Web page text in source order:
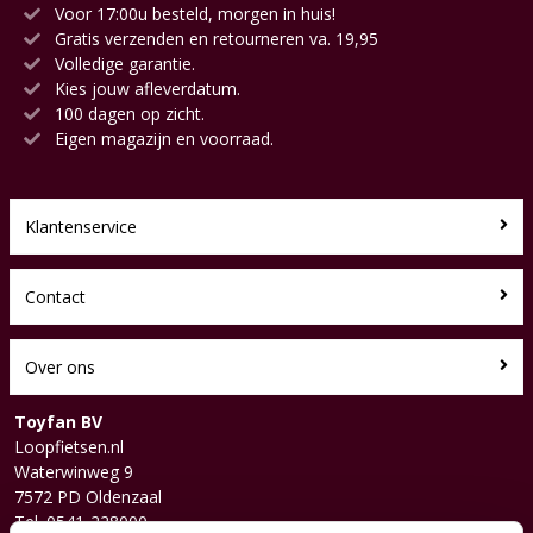
Voor 17:00u besteld, morgen in huis!
Gratis verzenden en retourneren va. 19,95
Volledige garantie.
Kies jouw afleverdatum.
100 dagen op zicht.
Eigen magazijn en voorraad.
Klantenservice
Contact
Over ons
Toyfan BV
Loopfietsen.nl
Waterwinweg 9
7572 PD Oldenzaal
Tel. 0541-228000